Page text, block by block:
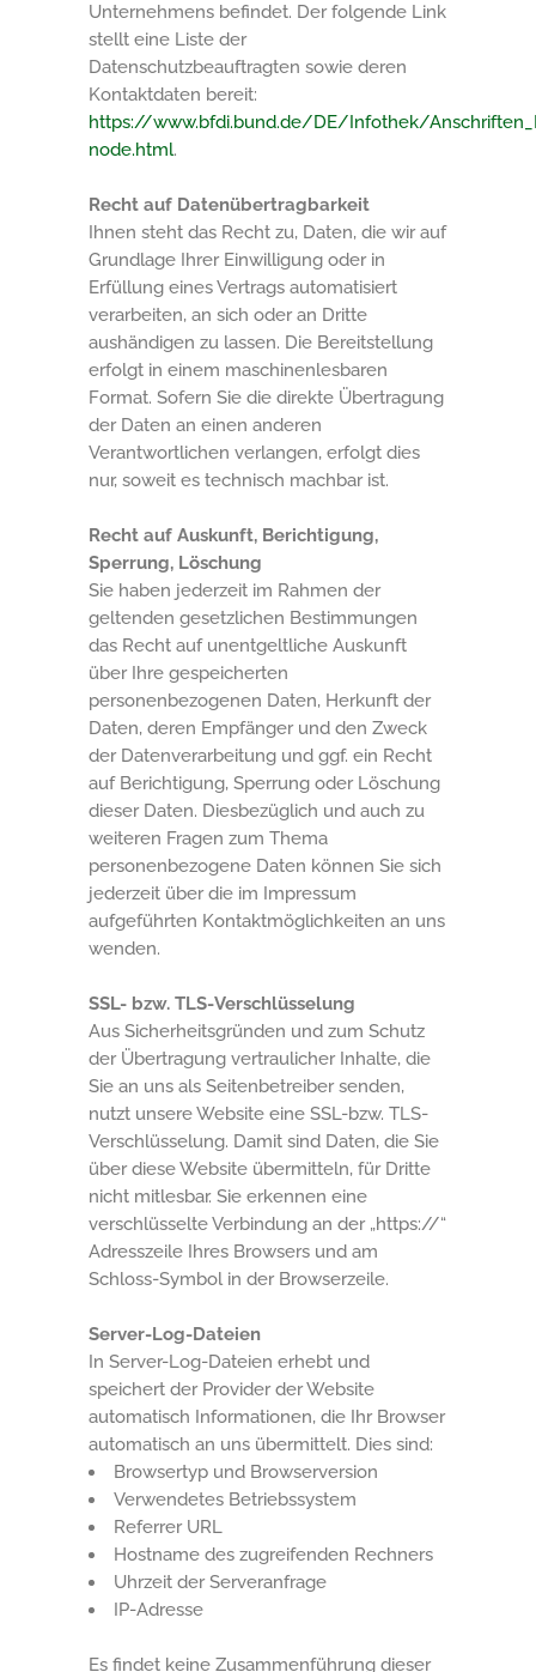
Unternehmens befindet. Der folgende Link
stellt eine Liste der
Datenschutzbeauftragten sowie deren
Kontaktdaten bereit:
https://www.bfdi.bund.de/DE/Infothek/
node.html.
Recht auf Datenübertragbarkeit
Ihnen steht das Recht zu, Daten, die wir auf
Grundlage Ihrer Einwilligung oder in
Erfüllung eines Vertrags automatisiert
verarbeiten, an sich oder an Dritte
aushändigen zu lassen. Die Bereitstellung
erfolgt in einem maschinenlesbaren
Format. Sofern Sie die direkte Übertragung
der Daten an einen anderen
Verantwortlichen verlangen, erfolgt dies
nur, soweit es technisch machbar ist.
Recht auf Auskunft, Berichtigung,
Sperrung, Löschung
Sie haben jederzeit im Rahmen der
geltenden gesetzlichen Bestimmungen
das Recht auf unentgeltliche Auskunft
über Ihre gespeicherten
personenbezogenen Daten, Herkunft der
Daten, deren Empfänger und den Zweck
der Datenverarbeitung und ggf. ein Recht
auf Berichtigung, Sperrung oder Löschung
dieser Daten. Diesbezüglich und auch zu
weiteren Fragen zum Thema
personenbezogene Daten können Sie sich
jederzeit über die im Impressum
aufgeführten Kontaktmöglichkeiten an uns
wenden.
SSL- bzw. TLS-Verschlüsselung
Aus Sicherheitsgründen und zum Schutz
der Übertragung vertraulicher Inhalte, die
Sie an uns als Seitenbetreiber senden,
nutzt unsere Website eine SSL-bzw. TLS-
Verschlüsselung. Damit sind Daten, die Sie
über diese Website übermitteln, für Dritte
nicht mitlesbar. Sie erkennen eine
verschlüsselte Verbindung an der „https://“
Adresszeile Ihres Browsers und am
Schloss-Symbol in der Browserzeile.
Server-Log-Dateien
In Server-Log-Dateien erhebt und
speichert der Provider der Website
automatisch Informationen, die Ihr Browser
automatisch an uns übermittelt. Dies sind:
Browsertyp und Browserversion
Verwendetes Betriebssystem
Referrer URL
Hostname des zugreifenden Rechners
Uhrzeit der Serveranfrage
IP-Adresse
Es findet keine Zusammenführung dieser